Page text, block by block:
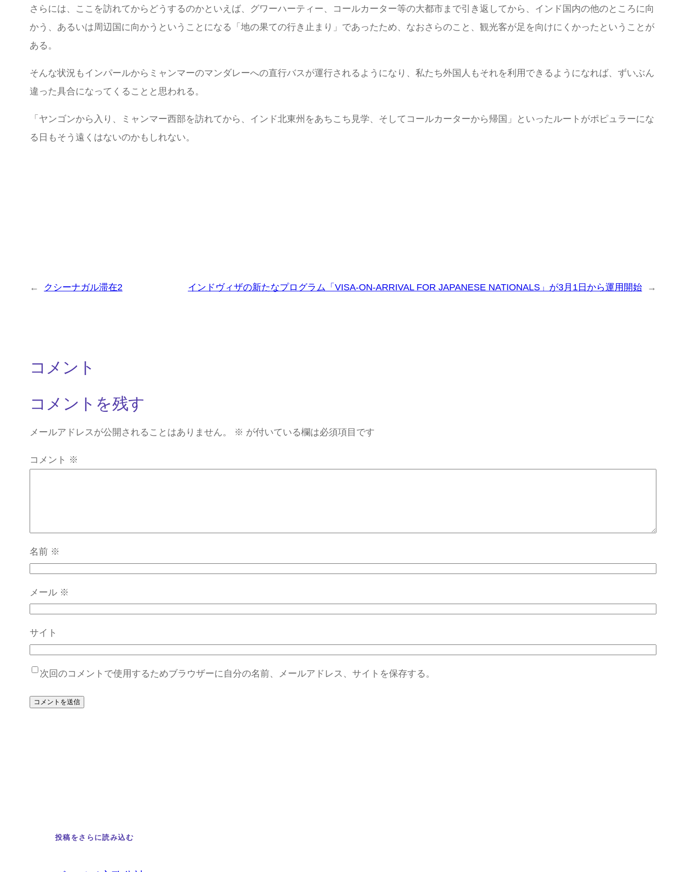
さらには、ここを訪れてからどうするのかといえば、グワーハーティー、コールカーター等の大都市まで引き返してから、インド国内の他のところに向
かう、あるいは周辺国に向かうということになる「地の果ての行き止まり」であったため、なおさらのこと、観光客が足を向けにくかったということが
ある。
そんな状況もインパールからミャンマーのマンダレーへの直行バスが運行されるようになり、私たち外国人もそれを利用できるようになれば、ずいぶん
違った具合になってくることと思われる。
「ヤンゴンから入り、ミャンマー西部を訪れてから、インド北東州をあちこち見学、そしてコールカーターから帰国」といったルートがポピュラーにな
る日もそう遠くはないのかもしれない。
← クシーナガル滞在2 インドヴィザの新たなプログラム「VISA-ON-ARRIVAL FOR JAPANESE NATIONALS」が3月1日から運用開始 →
コメント
コメントを残す
メールアドレスが公開されることはありません。 ※ が付いている欄は必須項目です
コメント ※
名前 ※
メール ※
サイト
次回のコメントで使用するためブラウザーに自分の名前、メールアドレス、サイトを保存する。
投稿をさらに読み込む